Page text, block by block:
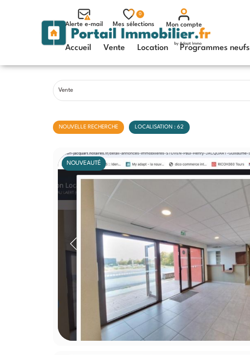
Alerte e-mail
0
Mes sélections Mon compte
Accueil Vente Location Programmes neufs
Vente
NOUVELLE RECHERCHE LOCALISATION : 62
NOUVEAUTÉ